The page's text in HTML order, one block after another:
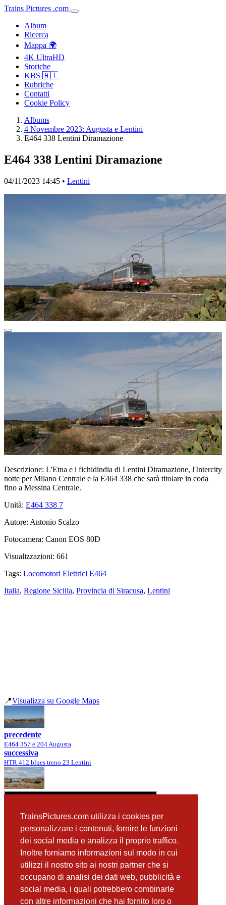
TrainsPictures.com utilizza i cookies per
personalizzare i contenuti, fornire le funzioni
dei social media e analizza il proprio traffico.
Inoltre forniamo informazioni sul modo in cui
utilizzi il nostro sito ai nostri partner che si
occupano di analisi dei dati web, pubblicità e
social media, i quali potrebbero combinarle
con altre informazioni che hai fornito loro o
Trains Pictures .com
Album
Ricerca
Mappa 🌍
4K UltraHD
Storiche
KBS 🇦🇹
Rubriche
Contatti
Cookie Policy
Albums
4 Novembre 2023: Augusta e Lentini
E464 338 Lentini Diramazione
E464 338 Lentini Diramazione
04/11/2023 14:45 • Lentini
Descrizione: L'Etna e i fichidindia di Lentini Diramazione, l'Intercity
notte per Milano Centrale e la E464 338 che sarà titolare in coda
fino a Messina Centrale.
Unità: E464 338 7
Autore: Antonio Scalzo
Fotocamera: Canon EOS 80D
Visualizzazioni: 661
Tags: Locomotori Elettrici E464
Italia, Regione Sicilia, Provincia di Siracusa, Lentini
📍Visualizza su Google Maps
precedente
E464 357 e 204 Augusta
successiva
HTR 412 blues treno 23 Lentini
📸 Fotografie scattate nei dintorniVedi tutte ➔